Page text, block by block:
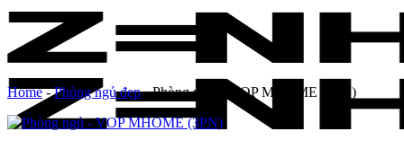
Skip
content
Home-Phòng ngủ đẹp-Phòng ngủ – VOP MHOME (3PN)